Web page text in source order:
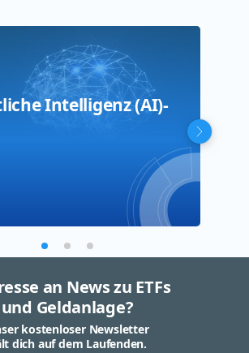
Intelligenz (AI)-
an News zu ETFs
und Geldanlage?
kostenloser Newsletter
dich auf dem Laufenden.